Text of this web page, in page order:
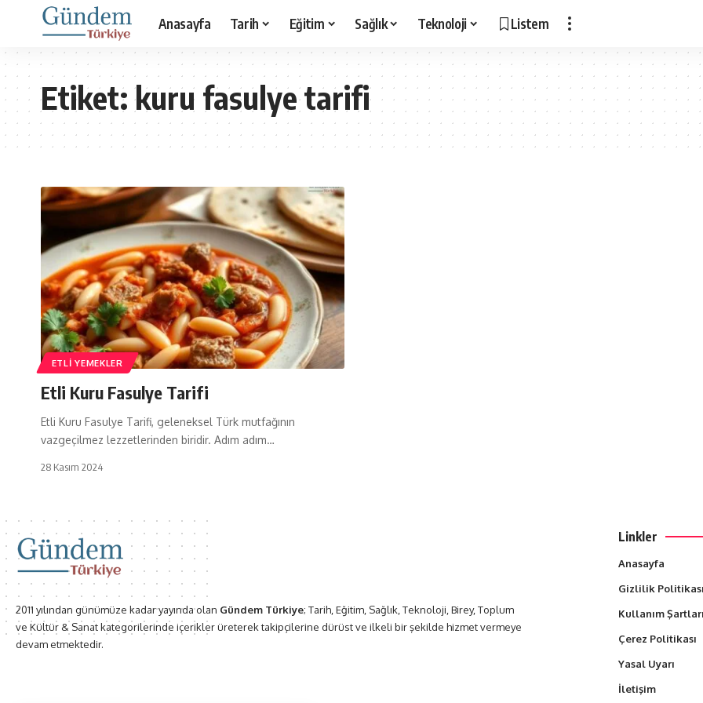
Anasayfa Tarih Eğitim Sağlık Teknoloji Listem
Etiket:kuru fasulye tarifi
ETLI YEMEKLER
Etli Kuru Fasulye Tarifi
Etli Kuru Fasulye Tarifi, geleneksel Türk mutfağının
vazgeçilmez lezzetlerinden biridir. Adım adım…
28 Kasım 2024
2011 yılından günümüze kadar yayında olan Gündem Türkiye; Tarih, Eğitim, Sağlık, Teknoloji, Birey, Toplum
ve Kültür & Sanat kategorilerinde içerikler üreterek takipçilerine dürüst ve ilkeli bir şekilde hizmet vermeye
devam etmektedir.
Linkler
Anasayfa
Gizlilik Politikası
Kullanım Şartları
Çerez Politikası
Yasal Uyarı
İletişim